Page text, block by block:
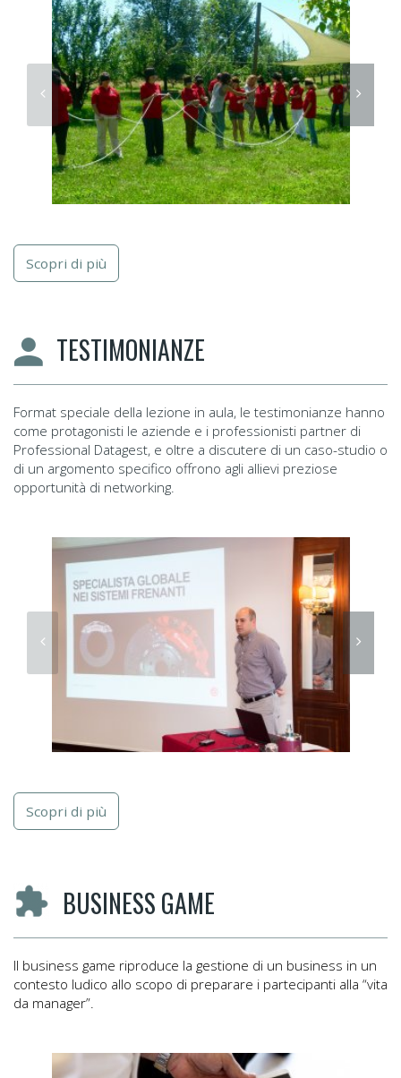
Scopri di più
TESTIMONIANZE
Format speciale della lezione in aula, le testimonianze hanno
come protagonisti le aziende e i professionisti partner di
Professional Datagest, e oltre a discutere di un caso-studio o
di un argomento specifico offrono agli allievi preziose
opportunità di networking.
Scopri di più
BUSINESS GAME
Il business game riproduce la gestione di un business in un
contesto ludico allo scopo di preparare i partecipanti alla “vita
da manager”.